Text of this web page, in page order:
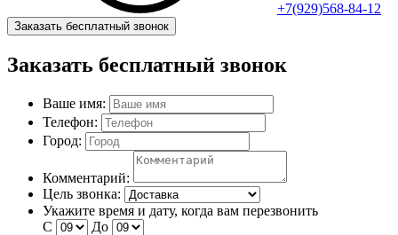
+7(929)568-84-12
Заказать бесплатный звонок
Заказать бесплатный звонок
Ваше имя:
Телефон:
Город:
Комментарий:
Цель звонка:
Укажите время и дату, когда вам перезвонить
С
До